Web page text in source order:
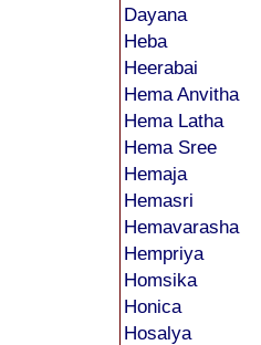
Dayana
Heba
Heerabai
Hema Anvitha
Hema Latha
Hema Sree
Hemaja
Hemasri
Hemavarasha
Hempriya
Homsika
Honica
Hosalya